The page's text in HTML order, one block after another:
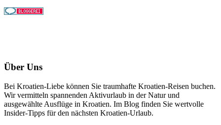
Über Uns
Bei Kroatien-Liebe können Sie traumhafte Kroatien-Reisen buchen.
Wir vermitteln spannenden Aktivurlaub in der Natur und
ausgewählte Ausflüge in Kroatien. Im Blog finden Sie wertvolle
Insider-Tipps für den nächsten Kroatien-Urlaub.